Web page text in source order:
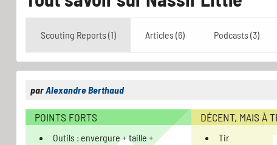
Scouting Reports (1) Articles (6) Podcasts (3)
parAlexandre Berthaud
POINTS FORTS
Outils : envergure + taille +
DÉCENT, MAIS À
Tir